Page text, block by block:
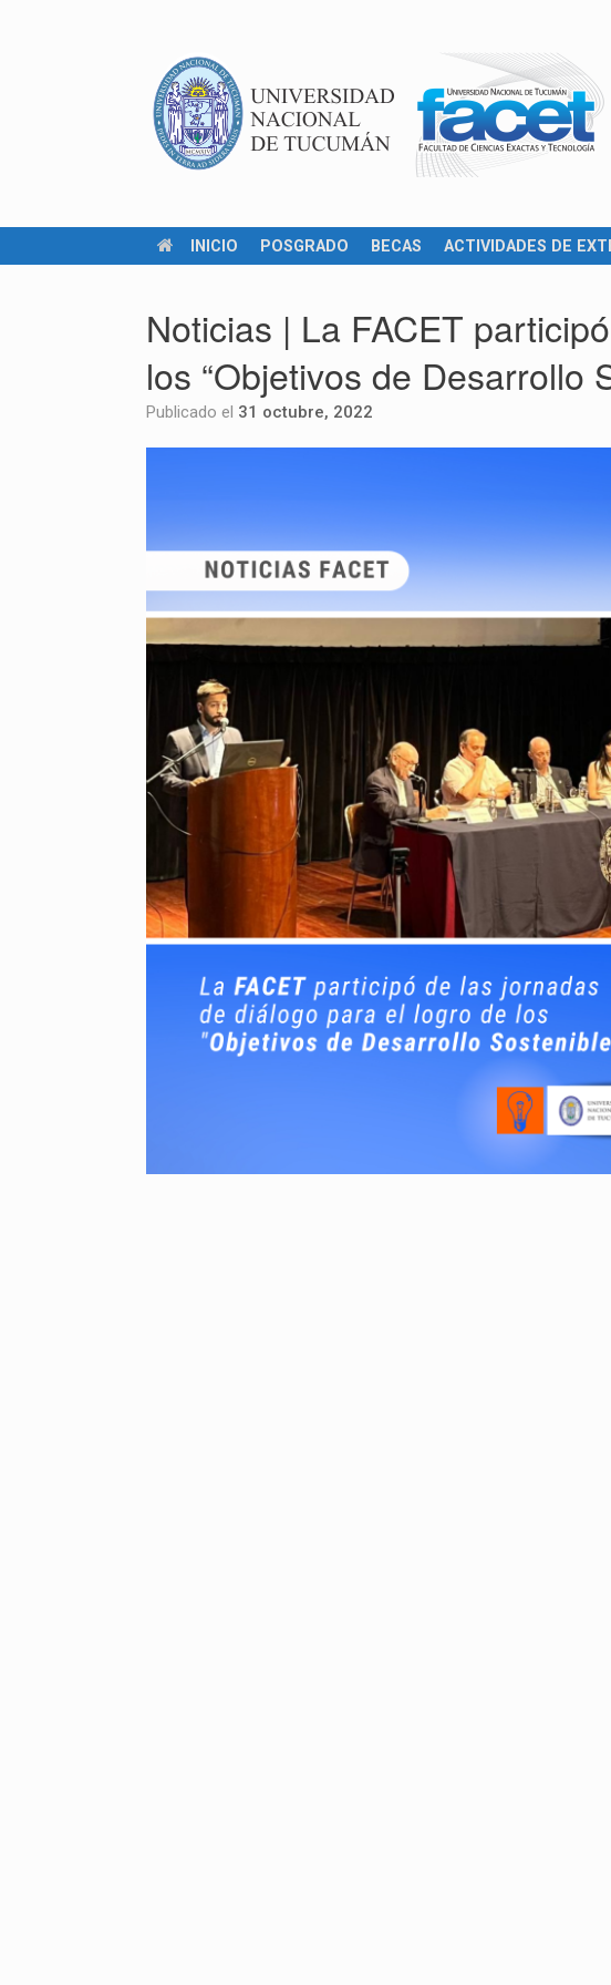
INICIO POSGRADO BECAS ACTIVIDADES DE
Noticias | La FACET
los “Objetivos de Desarrollo
Publicado el 31 octubre, 2022